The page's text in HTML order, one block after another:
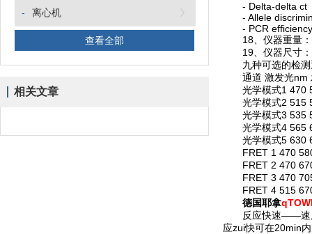
- 离心机
查看全部
相关文章
- Delta-delta ct
- Allele
- PCR efficiency
18、仪器重量：
19、仪器尺寸：
九种可选的检测
通道 激发光nm
光学模式1 470
光学模式2 515
光学模式3 535
光学模式4 565
光学模式5 630
FRET 1 470 580
FRET 2 470 670
FRET 3 470 705
FRET 4 515 670
德国耶拿
反应快速——速度
应zui快可在20min